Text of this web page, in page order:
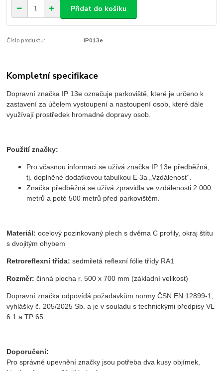
Přidat do košíku
Číslo produktu: IP013e
Kompletní specifikace
Dopravní značka IP 13e označuje parkoviště, které je určeno k
zastavení za účelem vystoupení a nastoupení osob, které dále
využívají prostředek hromadné dopravy osob.
Použití značky:
Pro včasnou informaci se užívá značka IP 13e předběžná,
tj. doplněné dodatkovou tabulkou E 3a „Vzdálenost‘‘.
Značka předběžná se užívá zpravidla ve vzdálenosti 2 000
metrů a poté 500 metrů před parkovištěm.
Materiál: ocelový pozinkovaný plech s dvěma C profily, okraj štítu
s dvojitým ohybem
Retroreflexní třída: sedmiletá reflexní fólie třídy RA1
Rozměr: činná plocha r. 500 x 700 mm (základní velikost)
Dopravní značka odpovídá požadavkům normy ČSN EN 12899-1,
vyhlášky č. 205/2025 Sb. a je v souladu s technickými předpisy VL
6.1 a TP 65.
Doporučení:
Pro správné upevnění značky jsou potřeba dva kusy objímek,